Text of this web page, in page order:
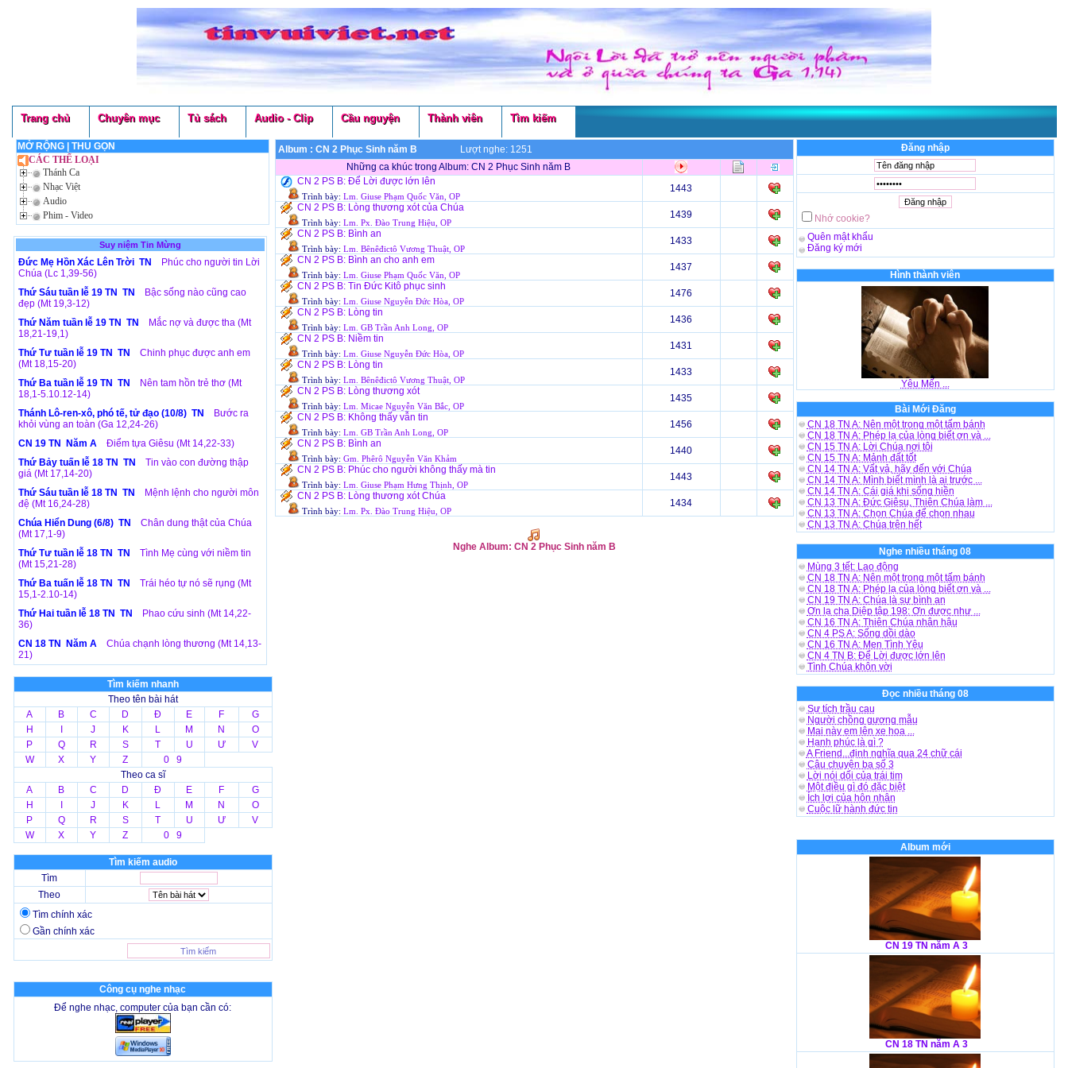
Trang chủ Chuyên mục Tủ sách Audio - Clip Cầu nguyện Thành viên Tìm kiếm
MỞ RỘNG
THU GỌN
CÁC THỂ LOẠI
Thánh Ca
Nhạc Việt
Audio
Phim - Video
Suy niệm Tin Mừng
Đức Mẹ Hồn Xác Lên Trời TN
Phúc cho người tin Lời
Chúa (Lc 1,39-56)
Thứ Sáu tuần lễ 19 TN TN
Bậc sống nào cũng cao
đẹp (Mt 19,3-12)
Thứ Năm tuần lễ 19 TN TN
Mắc nợ và được tha (Mt
18,21-19,1)
Thứ Tư tuần lễ 19 TN TN
Chinh phục được anh em
(Mt 18,15-20)
Thứ Ba tuần lễ 19 TN TN
Nên tam hồn trẻ thơ (Mt
18,1-5.10.12-14)
Thánh Lô-ren-xô, phó tế, tử đạo (10/8) TN
Bước ra
khỏi vùng an toàn (Ga 12,24-26)
CN 19 TN Năm A
Điểm tựa Giêsu (Mt 14,22-33)
Thứ Bảy tuấn lễ 18 TN TN
Tin vào con đường thập
giá (Mt 17,14-20)
Thứ Sáu tuần lễ 18 TN TN
Mệnh lệnh cho người môn
đệ (Mt 16,24-28)
Chúa Hiển Dung (6/8) TN
Chân dung thật của Chúa
(Mt 17,1-9)
Thứ Tư tuần lễ 18 TN TN
Tình Mẹ cùng với niềm tin
(Mt 15,21-28)
Thứ Ba tuấn lễ 18 TN TN
Trái héo tự nó sẽ rụng (Mt
15,1-2.10-14)
Thứ Hai tuần lễ 18 TN TN
Phao cứu sinh (Mt 14,22-
36)
CN 18 TN Năm A
Chúa chạnh lòng thương (Mt 14,13-
21)
Tìm kiếm nhanh
Theo tên bài hát
A
B C D Đ E F
G
H
J K L M N
O
P
Q R S T U Ư
V
W
X Y Z
0 9
Theo ca sĩ
A
B C D Đ E F
G
H
J K L M N
O
P
Q R S T U Ư
V
W
X Y Z 0 9
Tìm kiếm audio
Tìm
Theo
Tìm chính xác
Gần chính xác
Công cụ nghe nhạc
Để nghe nhạc, computer của bạn cần có:
Album : CN 2 Phục Sinh năm B
Lượt nghe: 1251
Những ca khúc trong Album: CN 2 Phục Sinh năm B
CN 2 PS B: Để Lời được lớn lên
Trình bày: Lm. Giuse Phạm Quốc Văn, OP
1443
CN 2 PS B: Lòng thương xót của Chúa
Trình bày: Lm. Px. Đào Trung Hiệu, OP
1439
CN 2 PS B: Bình an
Trình bày: Lm. Bênêđictô Vương Thuật, OP
1433
CN 2 PS B: Bình an cho anh em
Trình bày: Lm. Giuse Phạm Quốc Văn, OP
1437
CN 2 PS B: Tin Đức Kitô phục sinh
Trình bày: Lm. Giuse Nguyễn Đức Hòa, OP
1476
CN 2 PS B: Lòng tin
Trình bày: Lm. GB Trần Anh Long, OP
1436
CN 2 PS B: Niềm tin
Trình bày: Lm. Giuse Nguyễn Đức Hòa, OP
1431
CN 2 PS B: Lòng tin
Trình bày: Lm. Bênêđictô Vương Thuật, OP
1433
CN 2 PS B: Lòng thương xót
Trình bày: Lm. Micae Nguyễn Văn Bắc, OP
1435
CN 2 PS B: Không thấy vẫn tin
Trình bày: Lm. GB Trần Anh Long, OP
1456
CN 2 PS B: Bình an
Trình bày: Gm. Phêrô Nguyễn Văn Khảm
1440
CN 2 PS B: Phúc cho người không thấy mà tin
Trình bày: Lm. Giuse Phạm Hưng Thịnh, OP
1443
CN 2 PS B: Lòng thương xót Chúa
Trình bày: Lm. Px. Đào Trung Hiệu, OP
1434
Nghe Album: CN 2 Phục Sinh năm B
Đăng nhập
Nhớ cookie?
Quên mật khẩu
Đăng ký mới
Hình thành viên
Yêu Mến ...
Bài Mới Đăng
CN 18 TN A: Nên một trong một tấm bánh
CN 18 TN A: Phép lạ của lòng biết ơn và ...
CN 15 TN A: Lời Chúa nơi tôi
CN 15 TN A: Mảnh đất tốt
CN 14 TN A: Vất vả, hãy đến với Chúa
CN 14 TN A: Mình biết mình là ai trước ...
CN 14 TN A: Cái giá khi sống hiền
CN 13 TN A: Đức Giêsu, Thiên Chúa làm ...
CN 13 TN A: Chọn Chúa để chọn nhau
CN 13 TN A: Chúa trên hết
Nghe nhiều tháng 08
Mùng 3 tết: Lao động
CN 18 TN A: Nên một trong một tấm bánh
CN 18 TN A: Phép lạ của lòng biết ơn và ...
CN 19 TN A: Chúa là sự bình an
Ơn lạ cha Diệp tập 198: Ơn được như ...
CN 16 TN A: Thiên Chúa nhân hậu
CN 4 PS A: Sống dồi dào
CN 16 TN A: Men Tình Yêu
CN 4 TN B: Để Lời được lớn lên
Tình Chúa khôn vời
Đọc nhiều tháng 08
Sự tích trầu cau
Người chồng gương mẫu
Mai này em lên xe hoa ...
Hạnh phúc là gì ?
A Friend...định nghĩa qua 24 chữ cái
Câu chuyện ba số 3
Lời nói dối của trái tim
Một điều gì đó đặc biệt
Ích lợi của hôn nhân
Cuộc lữ hành đức tin
Album mới
CN 19 TN năm A 3
CN 18 TN năm A 3